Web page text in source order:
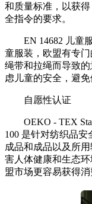
和质量标准，以获得
全指令的要求。
EN 14682 儿童服
童服装，欧盟有专
绳带和拉绳而导致
虑儿童的安全，避
自愿性认证
OEKO - TEX
100 是针对纺织品
成品和成品以及所
害人体健康和生态
盟市场更容易获得消